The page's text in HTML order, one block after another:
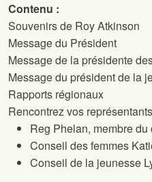
Contenu :
Souvenirs de Roy Atkinson
Message du Président
Message de la présidente
Message du président de la
Rapports régionaux
Rencontrez vos
Reg Phelan, membre
Conseil des femmes
Conseil de la jeunesse